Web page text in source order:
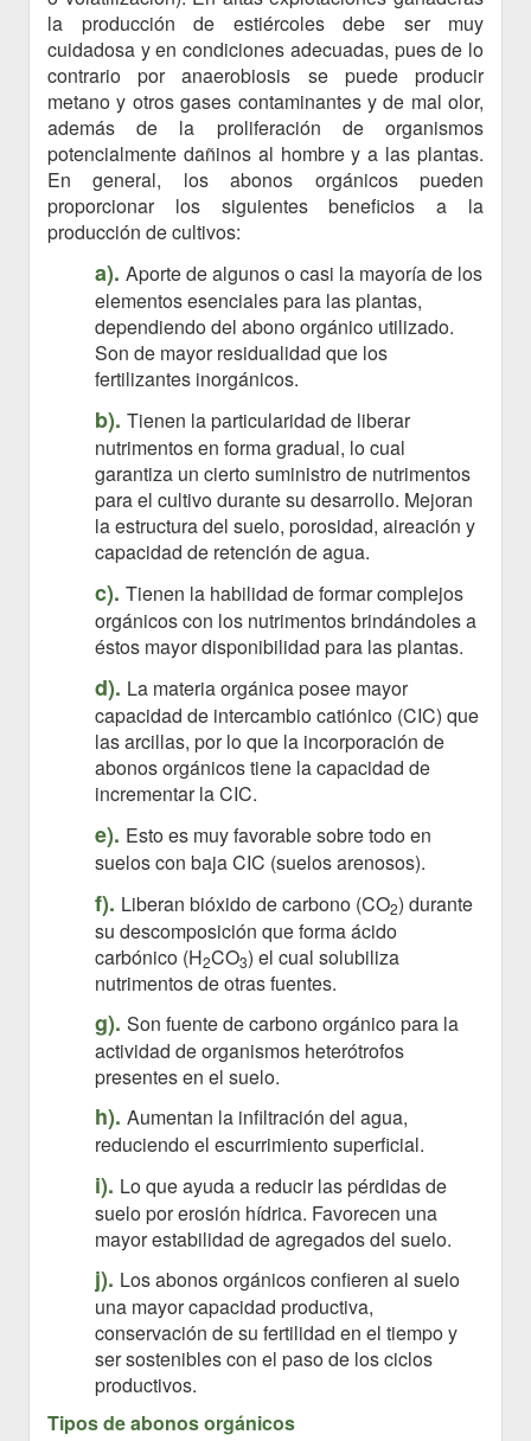
la producción de estiércoles debe ser muy
cuidadosa y en condiciones adecuadas, pues de lo
contrario por anaerobiosis se puede producir
metano y otros gases contaminantes y de mal olor,
además de la proliferación de organismos
potencialmente dañinos al hombre y a las plantas.
En general, los abonos orgánicos pueden
proporcionar los siguientes beneficios a la
producción de cultivos:
a). Aporte de algunos o casi la mayoría de los
elementos esenciales para las plantas,
dependiendo del abono orgánico utilizado.
Son de mayor residualidad que los
fertilizantes inorgánicos.
b). Tienen la particularidad de liberar
nutrimentos en forma gradual, lo cual
garantiza un cierto suministro de nutrimentos
para el cultivo durante su desarrollo. Mejoran
la estructura del suelo, porosidad, aireación y
capacidad de retención de agua.
c). Tienen la habilidad de formar complejos
orgánicos con los nutrimentos brindándoles a
éstos mayor disponibilidad para las plantas.
d). La materia orgánica posee mayor
capacidad de intercambio catiónico (CIC) que
las arcillas, por lo que la incorporación de
abonos orgánicos tiene la capacidad de
incrementar la CIC.
e). Esto es muy favorable sobre todo en
suelos con baja CIC (suelos arenosos).
f). Liberan bióxido de carbono (CO2) durante
su descomposición que forma ácido
carbónico (H2CO3) el cual solubiliza
nutrimentos de otras fuentes.
g). Son fuente de carbono orgánico para la
actividad de organismos heterótrofos
presentes en el suelo.
h). Aumentan la infiltración del agua,
reduciendo el escurrimiento superficial.
i). Lo que ayuda a reducir las pérdidas de
suelo por erosión hídrica. Favorecen una
mayor estabilidad de agregados del suelo.
j). Los abonos orgánicos confieren al suelo
una mayor capacidad productiva,
conservación de su fertilidad en el tiempo y
ser sostenibles con el paso de los ciclos
productivos.
Tipos de abonos orgánicos